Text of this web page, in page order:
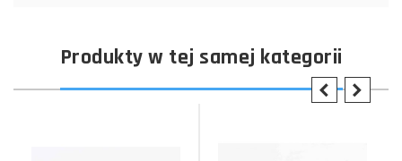
Produkty w tej samej kategorii